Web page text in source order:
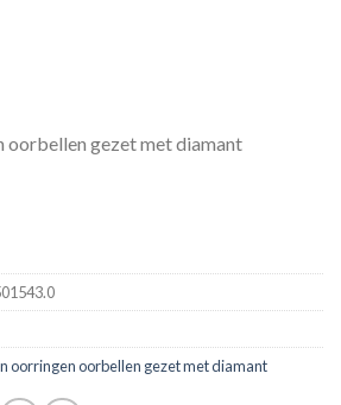
oorbellen gezet met diamant
oorringen oorbellen gezet met diamant